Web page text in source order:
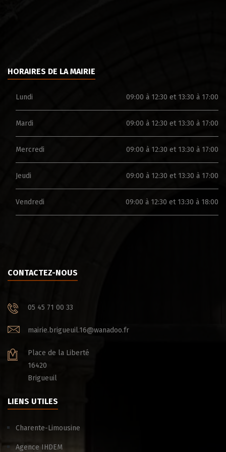
HORAIRES DE LA MAIRIE
Lundi 09:00 à 12:30 et 13:30 à 17:00
Mardi 09:00 à 12:30 et 13:30 à 17:00
Mercredi 09:00 à 12:30 et 13:30 à 17:00
Jeudi 09:00 à 12:30 et 13:30 à 17:00
Vendredi 09:00 à 12:30 et 13:30 à 18:00
CONTACTEZ-NOUS
05 45 71 00 33
mairie.brigueuil.16@wanadoo.fr
Place de la Liberté
16420
Brigueuil
LIENS UTILES
Charente-Limousine
Agence IHDEM